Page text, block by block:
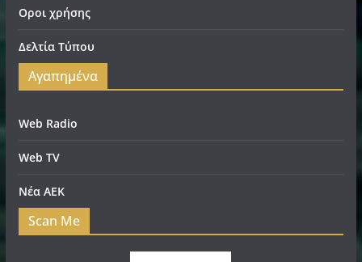
Οροι χρήσης
Δελτία Τύπου
Αγαπημένα
Web Radio
Web TV
Νέα ΑΕΚ
Scan Me